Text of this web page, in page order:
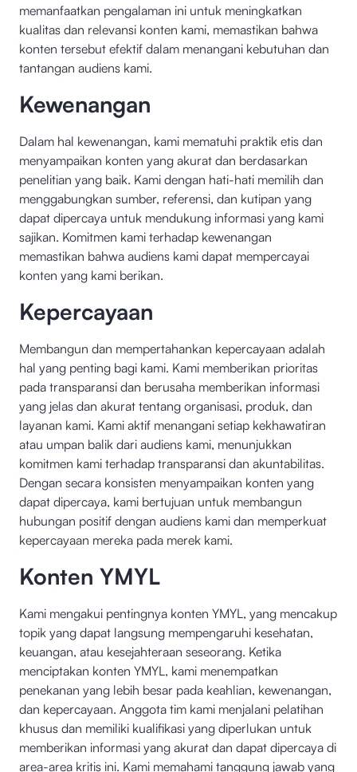
memanfaatkan pengalaman ini untuk meningkatkan
kualitas dan relevansi konten kami, memastikan bahwa
konten tersebut efektif dalam menangani kebutuhan dan
tantangan audiens kami.
Kewenangan
Dalam hal kewenangan, kami mematuhi praktik etis dan
menyampaikan konten yang akurat dan berdasarkan
penelitian yang baik. Kami dengan hati-hati memilih dan
menggabungkan sumber, referensi, dan kutipan yang
dapat dipercaya untuk mendukung informasi yang kami
sajikan. Komitmen kami terhadap kewenangan
memastikan bahwa audiens kami dapat mempercayai
konten yang kami berikan.
Kepercayaan
Membangun dan mempertahankan kepercayaan adalah
hal yang penting bagi kami. Kami memberikan prioritas
pada transparansi dan berusaha memberikan informasi
yang jelas dan akurat tentang organisasi, produk, dan
layanan kami. Kami aktif menangani setiap kekhawatiran
atau umpan balik dari audiens kami, menunjukkan
komitmen kami terhadap transparansi dan akuntabilitas.
Dengan secara konsisten menyampaikan konten yang
dapat dipercaya, kami bertujuan untuk membangun
hubungan positif dengan audiens kami dan memperkuat
kepercayaan mereka pada merek kami.
Konten YMYL
Kami mengakui pentingnya konten YMYL, yang mencakup
topik yang dapat langsung mempengaruhi kesehatan,
keuangan, atau kesejahteraan seseorang. Ketika
menciptakan konten YMYL, kami menempatkan
penekanan yang lebih besar pada keahlian, kewenangan,
dan kepercayaan. Anggota tim kami menjalani pelatihan
khusus dan memiliki kualifikasi yang diperlukan untuk
memberikan informasi yang akurat dan dapat dipercaya di
area-area kritis ini. Kami memahami tanggung jawab yang